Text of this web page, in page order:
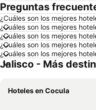
Hoteles en La Serena
Hoteles en Lima
Hoteles en San Andrés
Hoteles en Chillán
Hoteles en Aruba
Hoteles en Isla de Pascua
Preguntas
¿Cuáles son los mejores
¿Cuáles son los mejores
¿Cuáles son los mejores
¿Cuáles son los mejores
¿Cuáles son los mejores
Jalisco - Más
Hoteles en Cocula